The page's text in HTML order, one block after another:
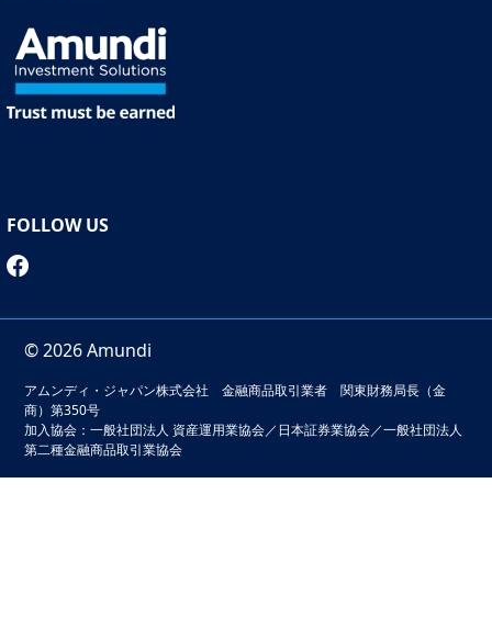
レ下では金利は上昇します。しかし、現在の日本では、異
次元の金融緩和政策によるマイナス金利が続いており、今
後政策が変わっても、物価の上昇分を賄えるほど高い水準
には至らないでしょう。
が高いのも事実です。すでに価格が上がっていますから、
まとまった資金が必要になりますし、リスクのある商品な
ので、運用に関する知識も求められます。
そこで、初心者におススメなのは、投資信託（ファンド）
を通じた運用です。
投資信託とは、多くの人から資金を集め、個々人に代わっ
て運用のプロが投資してくれる仕組み。少額の資金で、株
や債券のほか、不動産や金などをはじめとする商品にも分
散投資できます。最低購入額は、以前は数千円ないしは1
万円くらいでしたが、今では100円からとか、買い物して
FOLLOW US
© 2026 Amundi
アムンディ・ジャパン株式会社 金融商品取引業者 関東財務局長（金
商）第350号
加入協会：一般社団法人 資産運用業協会／日本証券業協会／一般社団法人
第二種金融商品取引業協会